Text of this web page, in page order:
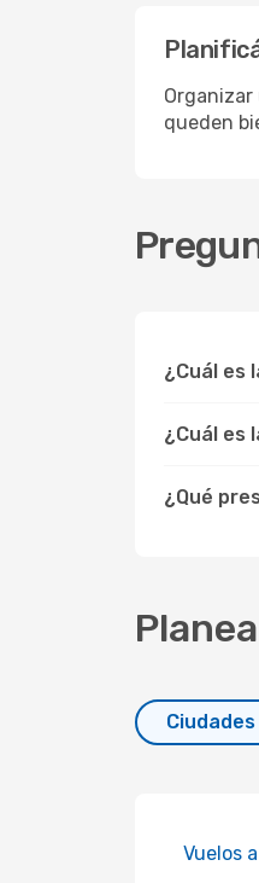
queden
¿Cuál es
¿Cuál es
¿Qué
Vuelos